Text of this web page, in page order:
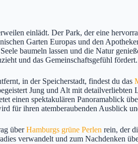
einlädt. Der Park, der eine
Garten Europas und den
baumeln lassen und die Natur
und das Gemeinschaftsgefühl fördert.
in der Speicherstadt, findest du das
Jung und Alt mit detailverliebten
einen spektakulären Panoramablick
für ihren atemberaubenden Ausblick
überHamburgs grüne Perlen rein, der
verwandelt und zum Nachdenken